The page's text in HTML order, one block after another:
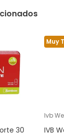
30
Muy
Ivb
IVB